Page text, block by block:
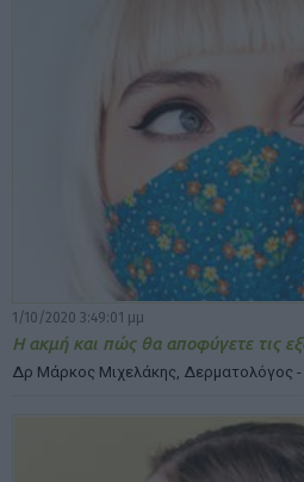
1/10/2020 3:49:01 μμ
Η ακμή και πώς θα αποφύγετε τις
Δρ Μάρκος Μιχελάκης, Δερματολόγος -